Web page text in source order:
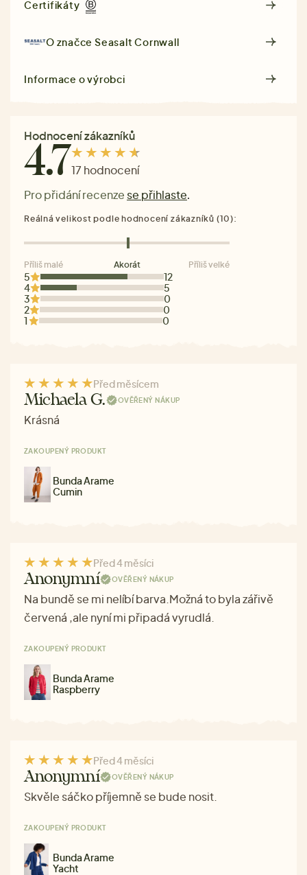
Certifikáty
O značceSeasalt Cornwall
Informace o výrobci
Hodnocení zákazníků
4.717 hodnocení
Pro přidání recenze se přihlaste.
5
12
4
5
3
0
2
0
1
0
Reálná velikost podle hodnocení zákazníků (10):
Příliš malé Akorát Příliš velké
Před měsícem
Michaela G. OVĚŘENÝ NÁKUP
Krásná
ZAKOUPENÝ PRODUKT
Bunda Arame
Cumin
Před 4 měsíci
Anonymní OVĚŘENÝ NÁKUP
Na bundě se mi nelíbí barva.Možná to byla zářivě
červená ,ale nyní mi připadá vyrudlá.
ZAKOUPENÝ PRODUKT
Bunda Arame
Raspberry
Před 4 měsíci
Anonymní OVĚŘENÝ NÁKUP
Skvěle sáčko příjemně se bude nosit.
ZAKOUPENÝ PRODUKT
Bunda Arame
Yacht